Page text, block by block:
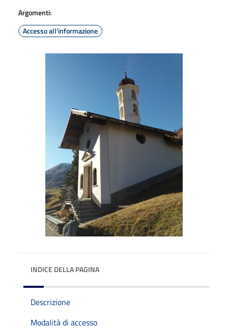
Argomenti:
Accesso all'informazione
INDICE DELLA PAGINA
Descrizione
Modalità di accesso